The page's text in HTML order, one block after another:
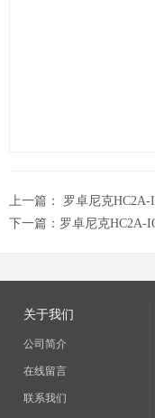
上一篇： 罗卓尼克
下一篇： 罗卓尼克HC2A-
关于我们
公司简介
在线留言
联系我们